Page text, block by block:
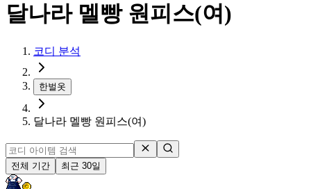
달나라 멜빵 원피스(여)
코디 분석
한벌옷
달나라 멜빵 원피스(여)
전체 기간 최근 30일